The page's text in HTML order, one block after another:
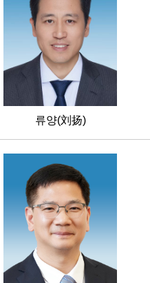
류양(刘扬)